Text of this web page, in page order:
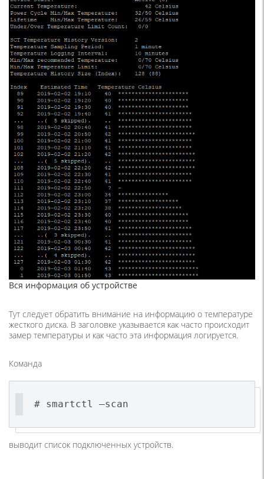
Вся информация об устройстве
Тут следует обратить внимание на информацию о температуре
жесткого диска. В заголовке указывается как часто происходит
замер температуры и как часто эта информация логируется.
Команда
# smartctl –scan
выводит список подключенных устройств.